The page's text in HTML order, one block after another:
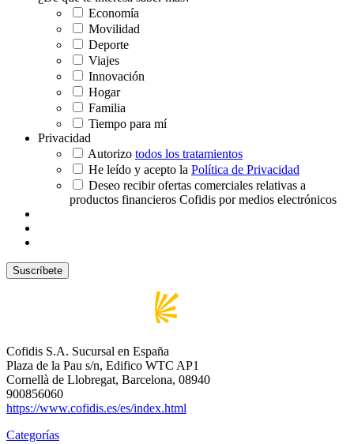
Economía
Movilidad
Deporte
Viajes
Innovación
Hogar
Familia
Tiempo para mí
Privacidad
Autorizo todos los tratamientos
He leído y acepto la Política de Privacidad
Deseo recibir ofertas comerciales relativas a
productos financieros Cofidis por medios electrónicos
Cofidis S.A. Sucursal en España
Plaza de la Pau s/n, Edifico WTC AP1
Cornellà de Llobregat, Barcelona, 08940
900856060
https://www.cofidis.es/es/index.html
Categorías